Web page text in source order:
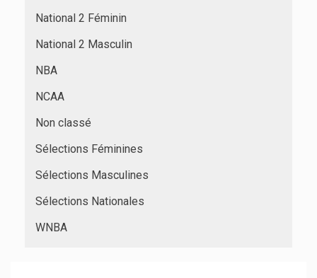
National 2 Féminin
National 2 Masculin
NBA
NCAA
Non classé
Sélections Féminines
Sélections Masculines
Sélections Nationales
WNBA